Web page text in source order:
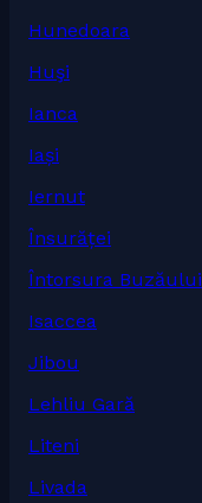
Hunedoara
Huşi
Ianca
Iași
Iernut
Însurăței
Întorsura Buzăului
Isaccea
Jibou
Lehliu Gară
Liteni
Livada